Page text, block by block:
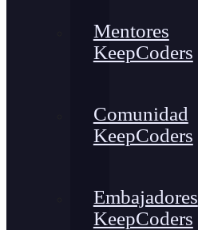
Mentores
KeepCoders
Comunidad
KeepCoders
Embajadores
KeepCoders